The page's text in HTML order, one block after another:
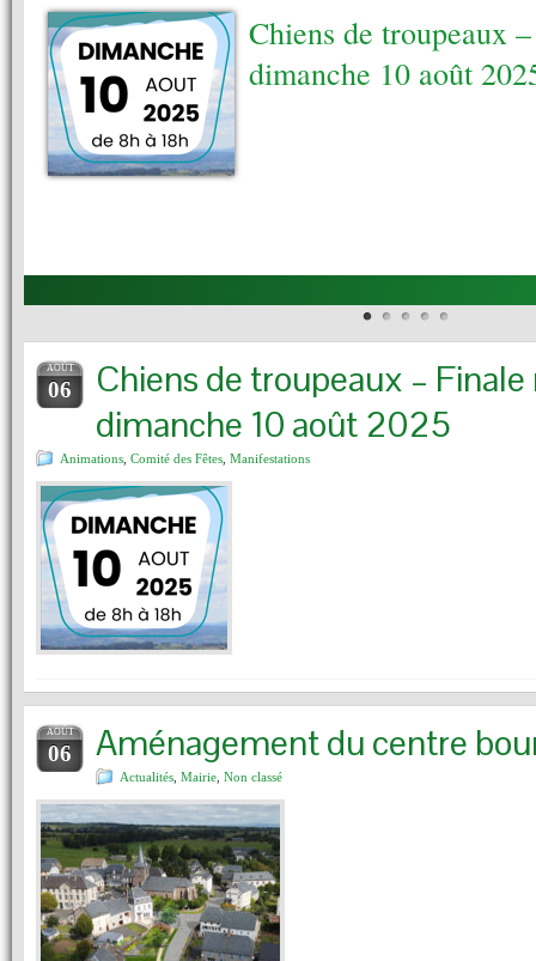
Chiens de troupeaux
dimanche 10 août
AOÛT
06
Chiens de troupeaux –
dimanche 10 août 2025
Animations Comité des Fêtes Manifestations
AOÛT
06 Aménagement du centre
Actualités Mairie Non classé